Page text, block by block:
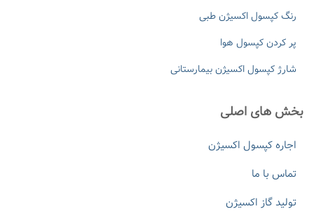
رنگ کپسول اکسیژن طبی
پر کردن کپسول هوا
شارژ کپسول اکسیژن بیمارستانی
بخش های اصلی
اجاره کپسول اکسیژن
تماس با ما
تولید گاز اکسیژن